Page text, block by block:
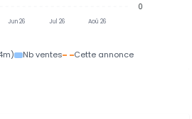
Jun 26 Jul 26 Aoû 26
0
Nb ventes Cette annonce